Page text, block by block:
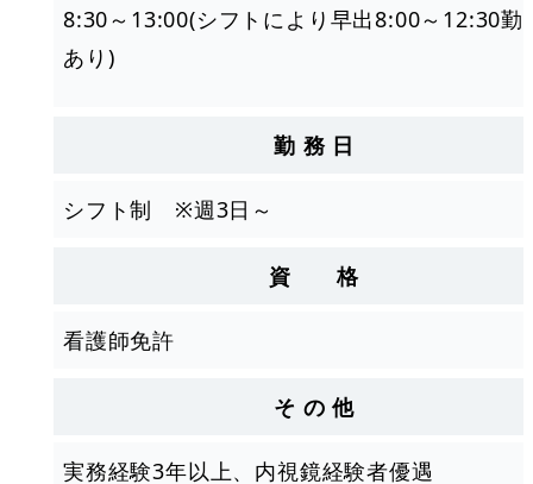
8:30～13:00(シフトにより早出8:00～12:30勤
あり)
勤 務 日
シフト制 ※週3日～
資 格
看護師免許
そ の 他
実務経験3年以上、内視鏡経験者優遇